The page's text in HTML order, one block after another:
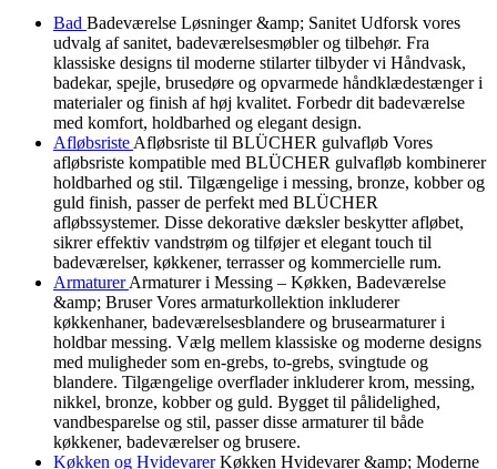
Bad Badeværelse Løsninger &amp; Sanitet Udforsk vores
udvalg af sanitet, badeværelsesmøbler og tilbehør. Fra
klassiske designs til moderne stilarter tilbyder vi Håndvask,
badekar, spejle, brusedøre og opvarmede håndklædestænger i
materialer og finish af høj kvalitet. Forbedr dit badeværelse
med komfort, holdbarhed og elegant design.
Afløbsriste Afløbsriste til BLÜCHER gulvafløb Vores
afløbsriste kompatible med BLÜCHER gulvafløb kombinerer
holdbarhed og stil. Tilgængelige i messing, bronze, kobber og
guld finish, passer de perfekt med BLÜCHER
afløbssystemer. Disse dekorative dæksler beskytter afløbet,
sikrer effektiv vandstrøm og tilføjer et elegant touch til
badeværelser, køkkener, terrasser og kommercielle rum.
ArmaturerArmaturer i Messing – Køkken, Badeværelse
&amp; Bruser Vores armaturkollektion inkluderer
køkkenhaner, badeværelsesblandere og brusearmaturer i
holdbar messing. Vælg mellem klassiske og moderne designs
med muligheder som en-grebs, to-grebs, svingtude og
blandere. Tilgængelige overflader inkluderer krom, messing,
nikkel, bronze, kobber og guld. Bygget til pålidelighed,
vandbesparelse og stil, passer disse armaturer til både
køkkener, badeværelser og brusere.
Køkken og HvidevarerKøkken Hvidevarer &amp; Moderne